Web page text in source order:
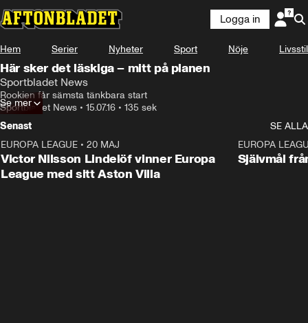
Logga in
Hem Serier Nyheter Sport Nöje Livsstil
Här sker det läskiga – mitt på planen
Sportbladet News
Rookien får sämsta tänkbara start
Sportbladet News • 15.07.16 • 135 sek
Se mer
Senast
SE ALLA
EUROPA LEAGUE • 20 MAJ
Victor Nilsson Lindelöf vinner Europa
League med sitt Aston Villa
EUROPA
Självmål